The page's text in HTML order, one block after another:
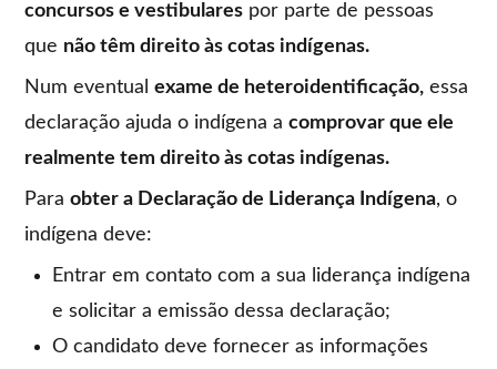
concursos e vestibulares por parte de pessoas
que não têm direito às cotas indígenas.
Num eventualexame de heteroidentificação, essa
declaração ajuda o indígena acomprovar que ele
realmente tem direito às cotas indígenas.
Paraobter a Declaração de Liderança Indígena, o
indígena deve:
Entrar em contato com a sua liderança indígena
e solicitar a emissão dessa declaração;
O candidato deve fornecer as informações